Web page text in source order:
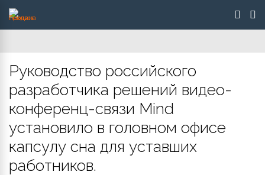
Руководство российского
разработчика решений видео-
конференц-связи Mind
установило в головном офисе
капсулу сна для уставших
работников.